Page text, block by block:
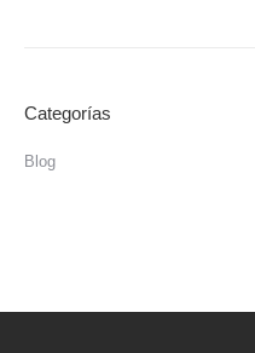
Categorías
Blog